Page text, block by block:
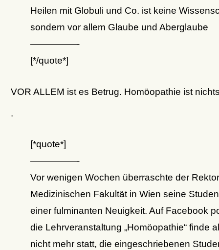
Heilen mit Globuli und Co. ist keine
sondern vor allem Glaube und Aberglaube
—————-
[*/quote*]
VOR ALLEM ist es Betrug. Homöopathie ist
.
[*quote*]
—————-
Vor wenigen Wochen überraschte der
Medizinischen Fakultät in Wien seine
einer fulminanten Neuigkeit. Auf Facebook
die Lehrveranstaltung „Homöopathie“ finde
nicht mehr statt, die eingeschriebenen